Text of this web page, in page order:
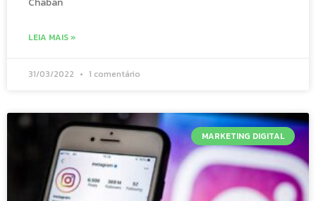
LEIA MAIS »
31/03/2022 1 comentário
MARKETING DIGITAL